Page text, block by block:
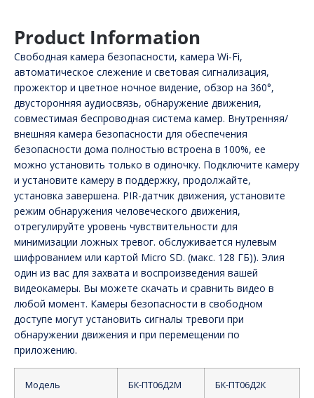
Product Information
Свободная камера безопасности, камера Wi-Fi,
автоматическое слежение и световая сигнализация,
прожектор и цветное ночное видение, обзор на 360°,
двусторонняя аудиосвязь, обнаружение движения,
совместимая беспроводная система камер. Внутренняя/
внешняя камера безопасности для обеспечения
безопасности дома полностью встроена в 100%, ее
можно установить только в одиночку. Подключите камеру
и установите камеру в поддержку, продолжайте,
установка завершена. PIR-датчик движения, установите
режим обнаружения человеческого движения,
отрегулируйте уровень чувствительности для
минимизации ложных тревог. обслуживается нулевым
шифрованием или картой Micro SD. (макс. 128 ГБ)). Элия
один из вас для захвата и воспроизведения вашей
видеокамеры. Вы можете скачать и сравнить видео в
любой момент. Камеры безопасности в свободном
доступе могут установить сигналы тревоги при
обнаружении движения и при перемещении по
приложению.
Модель БК-ПТ06Д2М БК-ПТ06Д2К